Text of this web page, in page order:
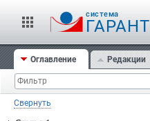
cистема
ГАРАНТ
Оглавление Редакции
Свернуть